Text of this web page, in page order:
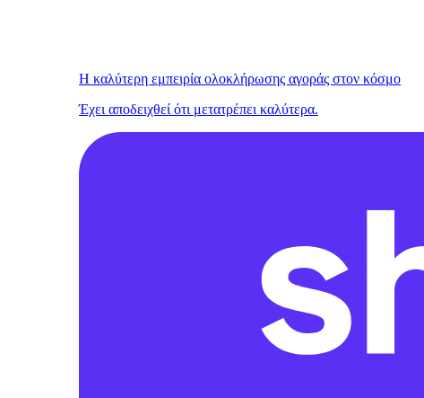
Η καλύτερη εμπειρία ολοκλήρωσης αγοράς στον κόσμο
Έχει αποδειχθεί ότι μετατρέπει καλύτερα.